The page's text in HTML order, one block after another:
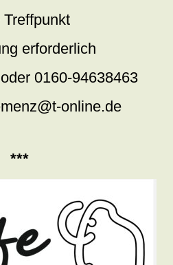
Treffpunkt
erforderlich
0160-94638463
online.de
***